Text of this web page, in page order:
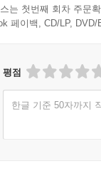
는 첫번째 회차 주문
페이백, CD/LP,
평점
한글 기준 50자까지